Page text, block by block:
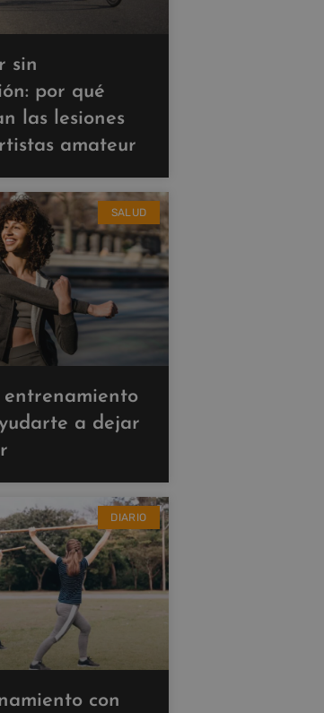
sin
por qué
las lesiones
amateur
SALUD
entrenamiento
a dejar
DIARIO
con